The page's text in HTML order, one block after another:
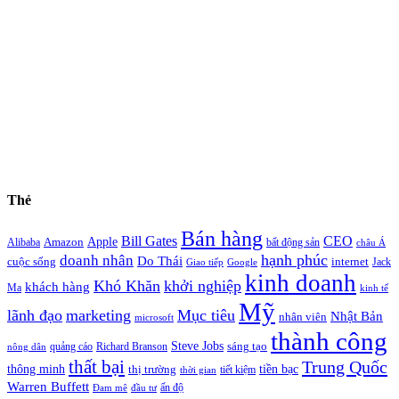
Thẻ
Alibaba Amazon Apple Bill Gates Bán hàng bất động sản CEO châu Á
cuộc sống doanh nhân Do Thái Giao tiếp Google hạnh phúc internet Jack
Ma khách hàng Khó Khăn khởi nghiệp kinh doanh kinh tế
lãnh đạo marketing microsoft Mục tiêu Mỹ nhân viên Nhật Bản
nông dân quảng cáo Richard Branson Steve Jobs sáng tạo thành công
thông minh thất bại thị trường thời gian tiết kiệm tiền bạc Trung Quốc
Warren Buffett Đam mê đầu tư ấn độ